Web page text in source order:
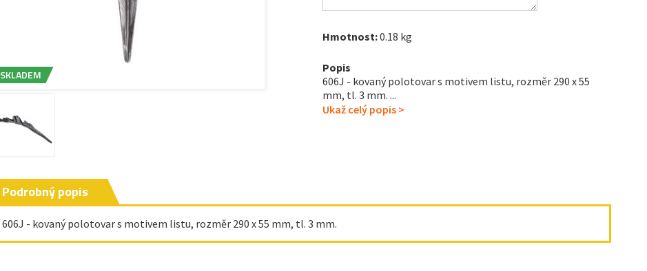
SKLADEM
Hmotnost:0.18 kg
Popis
606J - kovaný polotovar s motivem listu, rozměr 290 x 55
mm, tl. 3 mm. ...
Ukaž celý popis >
Podrobný popis
606J - kovaný polotovar s motivem listu, rozměr 290 x 55 mm, tl. 3 mm.